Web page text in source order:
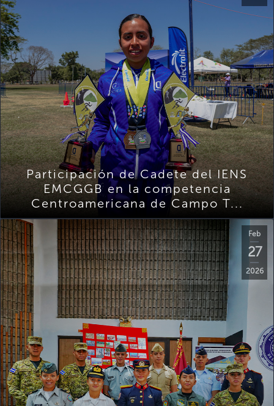
Participación de Cadete del IENS
EMCGGB en la competencia
Centroamericana de Campo T...
Feb
27
2026